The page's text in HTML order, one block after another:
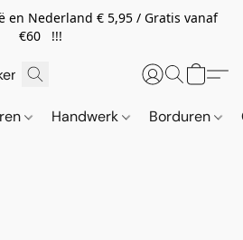
en Nederland € 5,95 / Gratis vanaf
€60 !!!
Handwerk Borduren